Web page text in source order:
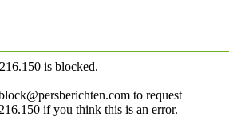
is blocked.
to request
if you think this is an error.